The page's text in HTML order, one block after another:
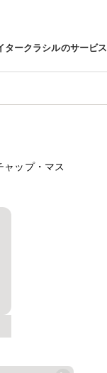
タークラシルのサービス
ップ・マス